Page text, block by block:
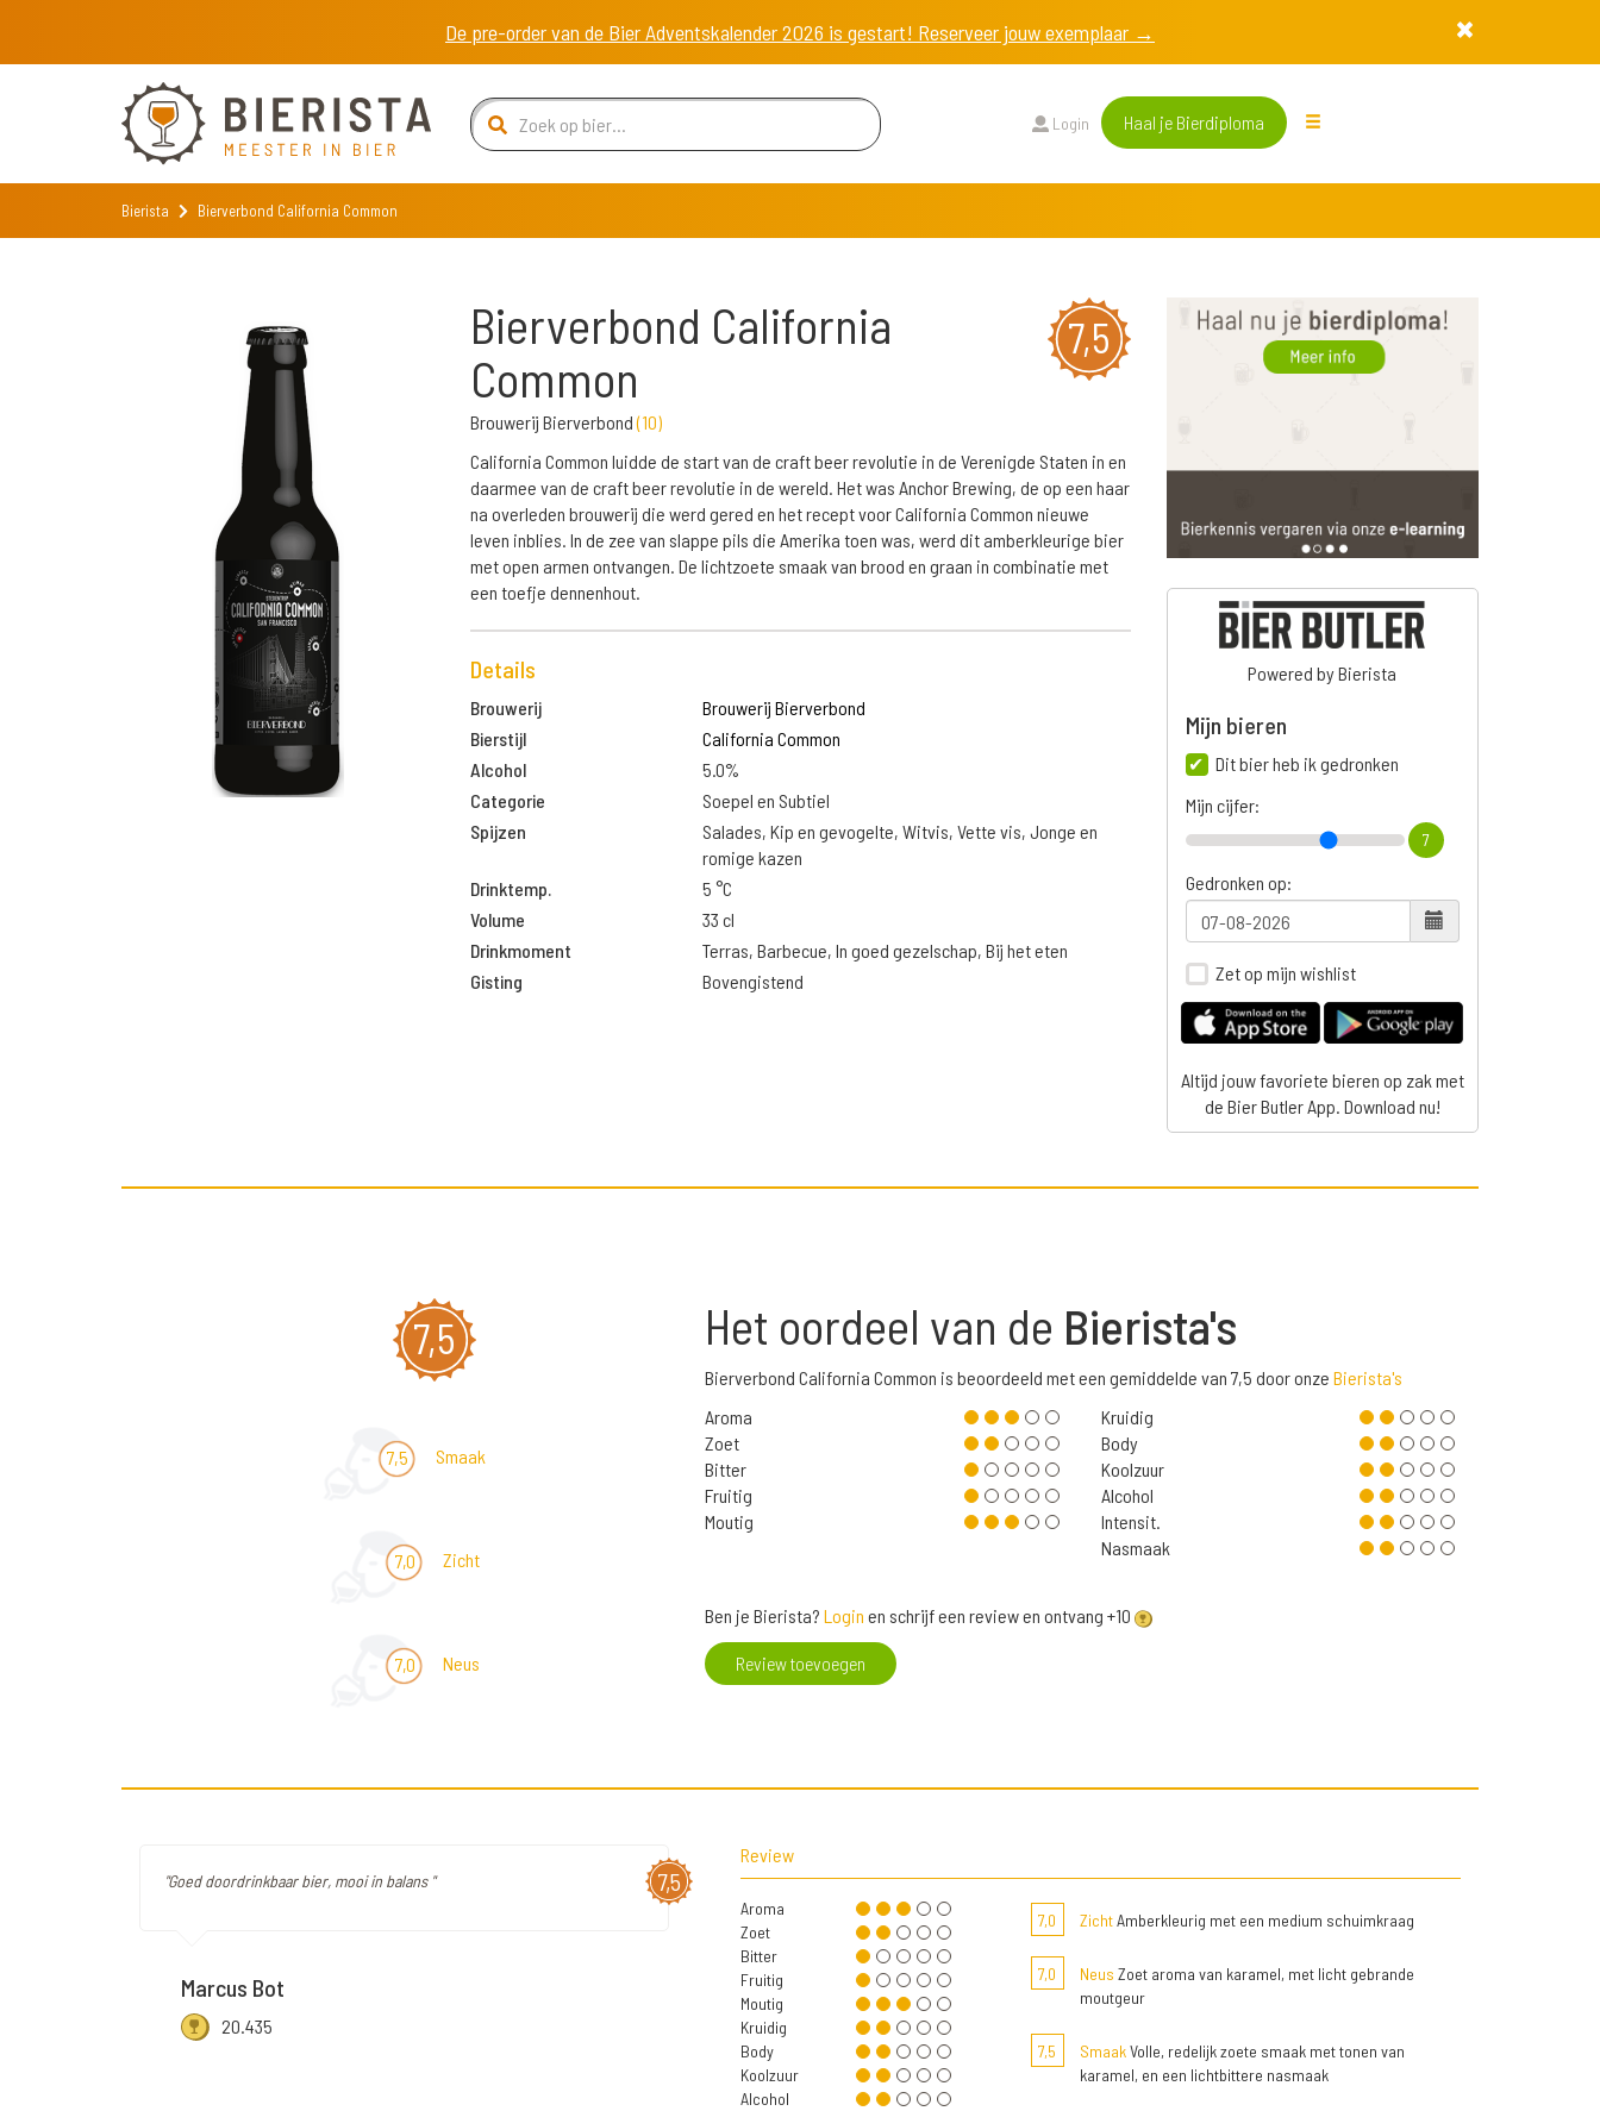
De pre-order van de Bier Adventskalender 2026 is gestart! Reserveer jouw exemplaar →
Login Haal je Bierdiploma
Bierista Bierverbond California Common
7,5
Bierverbond California
Common
Brouwerij Bierverbond(10)
California Common luidde de start van de craft beer revolutie in de Verenigde Staten in en
daarmee van de craft beer revolutie in de wereld. Het was Anchor Brewing, de op een haar
na overleden brouwerij die werd gered en het recept voor California Common nieuwe
leven inblies. In de zee van slappe pils die Amerika toen was, werd dit amberkleurige bier
met open armen ontvangen. De lichtzoete smaak van brood en graan in combinatie met
een toefje dennenhout.
Details
Brouwerij
Brouwerij Bierverbond
Bierstijl
California Common
Alcohol
5.0%
Categorie
Soepel en Subtiel
Spijzen
Salades, Kip en gevogelte, Witvis, Vette vis, Jonge en
romige kazen
Drinktemp.
5 °C
Volume
33 cl
Drinkmoment
Terras, Barbecue, In goed gezelschap, Bij het eten
Gisting
Bovengistend
Powered by Bierista
Mijn bieren
Dit bier heb ik gedronken
Mijn cijfer:
7
Gedronken op:
Zet op mijn wishlist
Altijd jouw favoriete bieren op zak met
de Bier Butler App. Download nu!
7,5
7,5 Smaak
7,0 Zicht
7,0 Neus
Het oordeel van de Bierista's
Bierverbond California Common is beoordeeld met een gemiddelde van 7,5 door onze Bierista's
Aroma
Zoet
Bitter
Fruitig
Moutig
Kruidig
Body
Koolzuur
Alcohol
Intensit.
Nasmaak
Ben je Bierista? Login en schrijf een review en ontvang +10
Review toevoegen
7,5
"Goed doordrinkbaar bier, mooi in balans "
Marcus Bot
20.435
Review
Aroma
Zoet
Bitter
Fruitig
Moutig
Kruidig
Body
Koolzuur
Alcohol
7,0 ZichtAmberkleurig met een medium schuimkraag
7,0 Neus Zoet aroma van karamel, met licht gebrande
moutgeur
7,5 SmaakVolle, redelijk zoete smaak met tonen van
karamel, en een lichtbittere nasmaak